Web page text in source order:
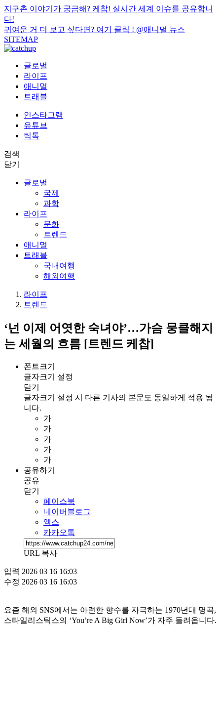
지구촌 이야기가 궁금해? 케찹! 실시간 세계 이슈를 공유합니
다!
귀여운 거 더 보고 싶다면? 여기 클릭 ! @애니멀 뉴스
SITEMAP
글로벌
라이프
애니멀
트래블
인스타그램
유튜브
틱톡
검색
닫기
글로벌
국제
과학
라이프
문화
트렌드
애니멀
트래블
국내여행
해외여행
라이프
트렌드
‘넌 이제 어엿한 숙녀야’…가슴 뭉클해지
는 세월의 흐름 [트렌드 케찹]
폰트크기
글자크기 설정
닫기
글자크기 설정 시 다른 기사의 본문도 동일하게 적용 됩
니다.
가
가
가
가
가
공유하기
공유
닫기
페이스북
네이버블로그
엑스
카카오톡
URL 복사
입력 2026 03 16 16:03
수정 2026 03 16 16:03
요즘 해외 SNS에서는 아련한 향수를 자극하는 1970년대 명곡,
스타일리스틱스의 ‘You’re A Big Girl Now’가 자주 들려옵니다.